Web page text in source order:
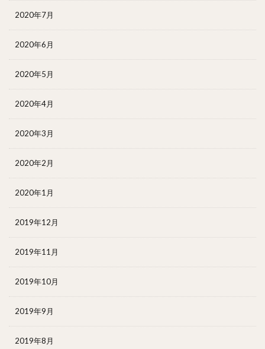
2020年7月
2020年6月
2020年5月
2020年4月
2020年3月
2020年2月
2020年1月
2019年12月
2019年11月
2019年10月
2019年9月
2019年8月